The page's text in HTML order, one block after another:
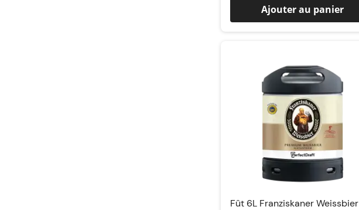
Ajouter au panier
Fût 6L Franziskaner Weissbier